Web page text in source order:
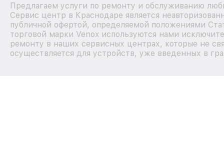
Предлагаем услуги по ремонту и обслуживанию
Сервис центр в Краснодаре является
публичной офертой, определяемой положениями
торговой марки Venox используются нами
ремонту в наших сервисных центрах, которые не
осуществляется для устройств, уже введенных в